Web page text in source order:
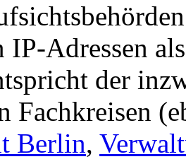
IP-Adressen
der
Fachkreisen
Berlin,